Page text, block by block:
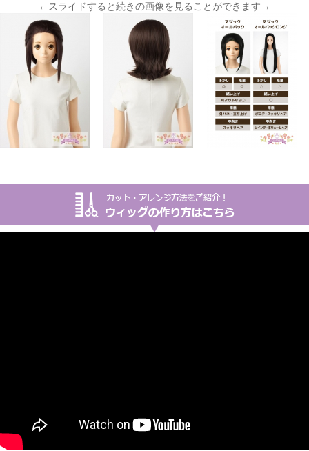
←スライドすると続きの画像を見ることができます→